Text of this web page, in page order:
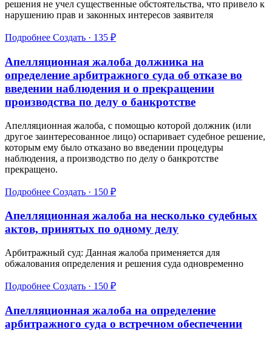
решения не учел существенные обстоятельства, что привело к
нарушению прав и законных интересов заявителя
Подробнее Создать · 135 ₽
Апелляционная жалоба должника на
определение арбитражного суда об отказе во
введении наблюдения и о прекращении
производства по делу о банкротстве
Апелляционная жалоба, с помощью которой должник (или
другое заинтересованное лицо) оспаривает судебное решение,
которым ему было отказано во введении процедуры
наблюдения, а производство по делу о банкротстве
прекращено.
Подробнее Создать · 150 ₽
Апелляционная жалоба на несколько судебных
актов, принятых по одному делу
Арбитражный суд: Данная жалоба применяется для
обжалования определения и решения суда одновременно
Подробнее Создать · 150 ₽
Апелляционная жалоба на определение
арбитражного суда о встречном обеспечении